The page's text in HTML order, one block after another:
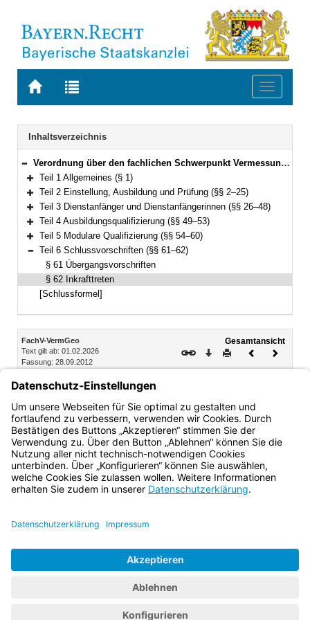
Zur
BAYERN.RECHT
Zur
letzten
Suche
Toggle
Navigation
Inhaltsverzeichnis
Bereich reduzieren
Verordnung über den fachlichen Schwerpunkt Vermessung und Geoinformation (FachV-VermGeo) Vom 28. September 2012 (GVBl. S. 493) BayRS 2038-3-5-5-F (§§ 1–62)
Bereich erweitern
Teil 1 Allgemeines (§ 1)
Bereich erweitern
Teil 2 Einstellung, Ausbildung und Prüfung (§§ 2–25)
Bereich erweitern
Teil 3 Dienstanfänger und Dienstanfängerinnen (§§ 26–48)
Bereich erweitern
Teil 4 Ausbildungsqualifizierung (§§ 49–53)
Bereich erweitern
Teil 5 Modulare Qualifizierung (§§ 54–60)
Bereich reduzieren
Teil 6 Schlussvorschriften (§§ 61–62)
§ 61 Übergangsvorschriften
§ 62 Inkrafttreten
[Schlussformel]
Inhalt
FachV-VermGeo
Text gilt ab: 01.02.2026
Fassung: 28.09.2012
Gesamtansicht
Download
DruckenVorheriges
§ 62 Inkrafttreten
Diese Verordnung tritt mit Wirkung vom 1. September 2011
in Kraft.
Bayern.de
BayernPortal
Impressum